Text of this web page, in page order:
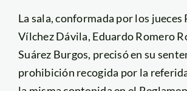
La sala, conformada por los jueces
Vílchez Dávila, Eduardo Romero
Suárez Burgos, precisó en su
prohibición recogida por la